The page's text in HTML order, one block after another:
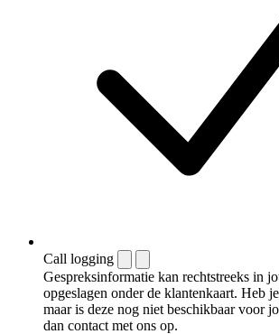
Call logging
Gespreksinformatie kan rechtstreeks in
opgeslagen onder de klantenkaart. Heb
maar is deze nog niet beschikbaar voor
dan contact met ons op.